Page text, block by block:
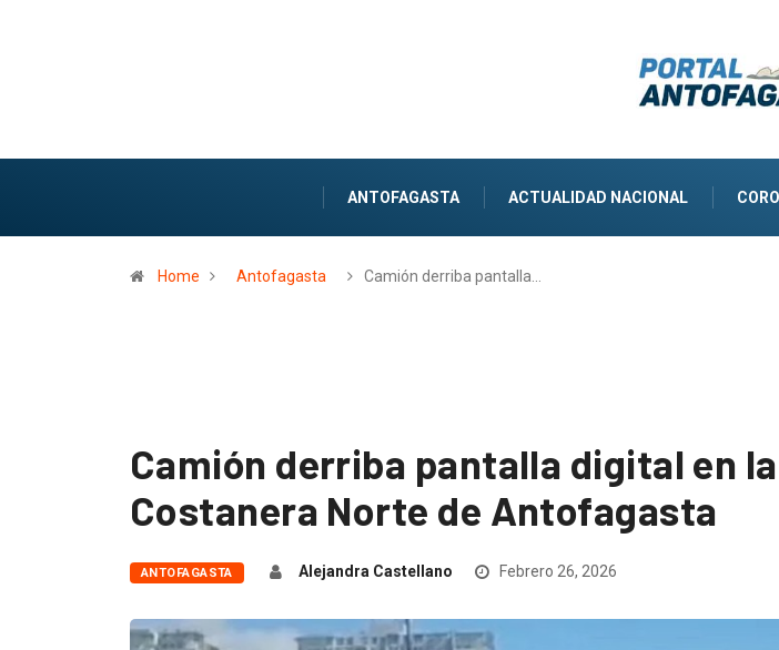
ANTOFAGASTA ACTUALIDAD NACIONAL
Home Antofagasta Camión derriba pantalla…
Camión derriba pantalla digital en la
Costanera Norte de Antofagasta
ANTOFAGASTA Alejandra Castellano Febrero 26, 2026